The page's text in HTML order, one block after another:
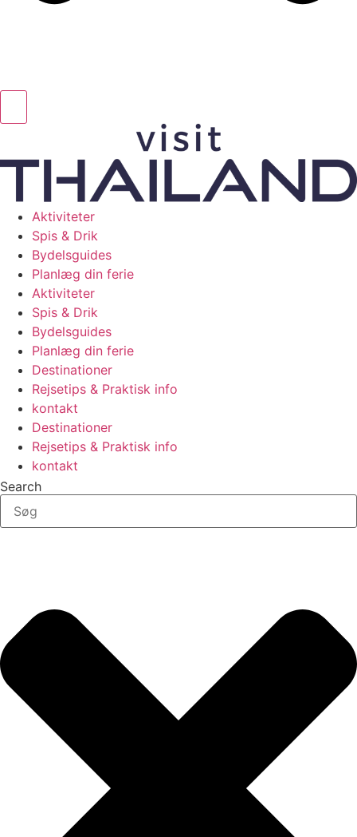
Aktiviteter
Spis & Drik
Bydelsguides
Planlæg din ferie
Aktiviteter
Spis & Drik
Bydelsguides
Planlæg din ferie
Destinationer
Rejsetips & Praktisk info
kontakt
Destinationer
Rejsetips & Praktisk info
kontakt
Search